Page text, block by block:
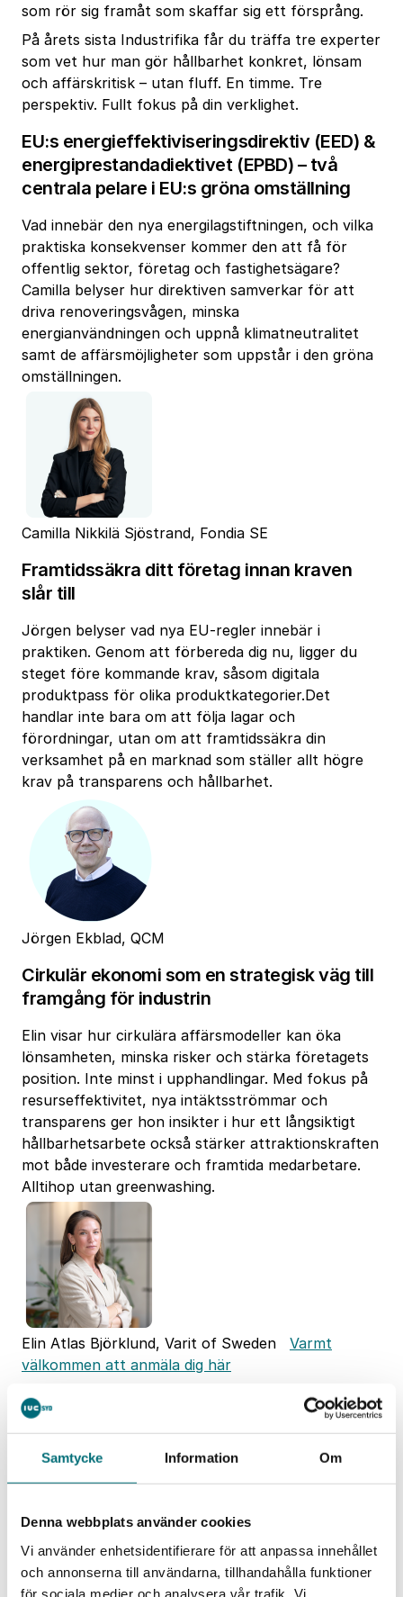
Samtycke Information Om
Denna webbplats använder cookies
Vi använder enhetsidentifierare för att anpassa innehållet
och annonserna till användarna, tillhandahålla funktioner
för sociala medier och analysera vår trafik. Vi
som rör sig framåt som skaffar sig ett försprång.
På årets sista Industrifika får du träffa tre experter
som vet hur man gör hållbarhet konkret, lönsam
och affärskritisk – utan fluff. En timme. Tre
perspektiv. Fullt fokus på din verklighet.
EU:s energieffektiviseringsdirektiv (EED) &
energiprestandadiektivet (EPBD) – två
centrala pelare i EU:s gröna omställning
Vad innebär den nya energilagstiftningen, och vilka
praktiska konsekvenser kommer den att få för
offentlig sektor, företag och fastighetsägare?
Camilla belyser hur direktiven samverkar för att
driva renoveringsvågen, minska
energianvändningen och uppnå klimatneutralitet
samt de affärsmöjligheter som uppstår i den gröna
omställningen.
Camilla Nikkilä Sjöstrand, Fondia SE
Framtidssäkra ditt företag innan kraven
slår till
Jörgen belyser vad nya EU-regler innebär i
praktiken. Genom att förbereda dig nu, ligger du
steget före kommande krav, såsom digitala
produktpass för olika produktkategorier.Det
handlar inte bara om att följa lagar och
förordningar, utan om att framtidssäkra din
verksamhet på en marknad som ställer allt högre
krav på transparens och hållbarhet.
Jörgen Ekblad, QCM
Cirkulär ekonomi som en strategisk väg till
framgång för industrin
Elin visar hur cirkulära affärsmodeller kan öka
lönsamheten, minska risker och stärka företagets
position. Inte minst i upphandlingar. Med fokus på
resurseffektivitet, nya intäktsströmmar och
transparens ger hon insikter i hur ett långsiktigt
hållbarhetsarbete också stärker attraktionskraften
mot både investerare och framtida medarbetare.
Alltihop utan greenwashing.
Elin Atlas Björklund, Varit of Sweden Varmt
välkommen att anmäla dig här
För dig som:
vill förstå vad nya krav och direktiv faktiskt
innebär i praktiken
söker konkreta exempel på hur andra företag
behöver inspiration för att komma vidare i ert
eget omställningsarbete
Kort sagt: Det är för dig som vill ligga steget före –